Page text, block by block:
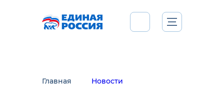
Главная
Новости